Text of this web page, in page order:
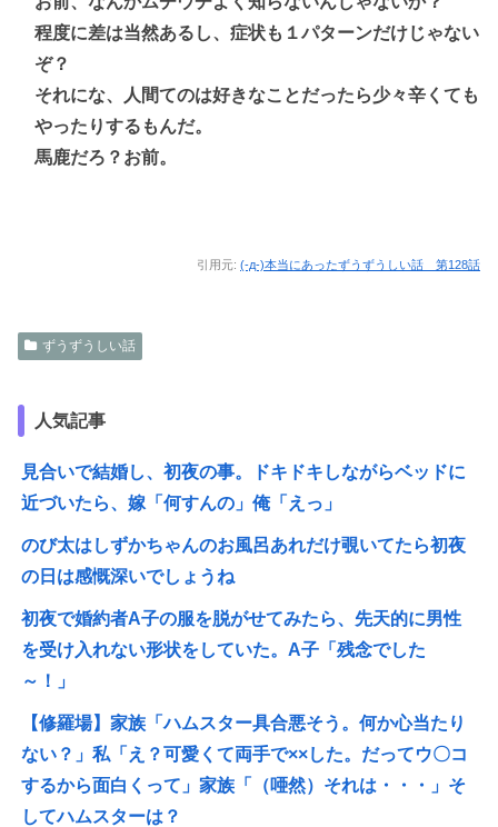
程度に差は当然あるし、症状も１パターンだけじゃない
ぞ？
それにな、人間てのは好きなことだったら少々辛くても
やったりするもんだ。
馬鹿だろ？お前。
引用元: (-д-)本当にあったずうずうしい話 第128話
ずうずうしい話
人気記事
見合いで結婚し、初夜の事。ドキドキしながらベッドに
近づいたら、嫁「何すんの」俺「えっ」
のび太はしずかちゃんのお風呂あれだけ覗いてたら初夜
の日は感慨深いでしょうね
初夜で婚約者A子の服を脱がせてみたら、先天的に男性
を受け入れない形状をしていた。A子「残念でした
～！」
【修羅場】家族「ハムスター具合悪そう。何か心当たり
ない？」私「え？可愛くて両手で××した。だってウ〇コ
するから面白くって」家族「（唖然）それは・・・」そ
してハムスターは？